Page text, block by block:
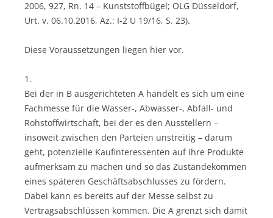
2006, 927, Rn. 14 – Kunststoffbügel; OLG Düsseldorf,
Urt. v. 06.10.2016, Az.: I-2 U 19/16, S. 23).
Diese Voraussetzungen liegen hier vor.
1.
Bei der in B ausgerichteten A handelt es sich um eine
Fachmesse für die Wasser-, Abwasser-, Abfall- und
Rohstoffwirtschaft, bei der es den Ausstellern –
insoweit zwischen den Parteien unstreitig – darum
geht, potenzielle Kaufinteressenten auf ihre Produkte
aufmerksam zu machen und so das Zustandekommen
eines späteren Geschäftsabschlusses zu fördern.
Dabei kann es bereits auf der Messe selbst zu
Vertragsabschlüssen kommen. Die A grenzt sich damit